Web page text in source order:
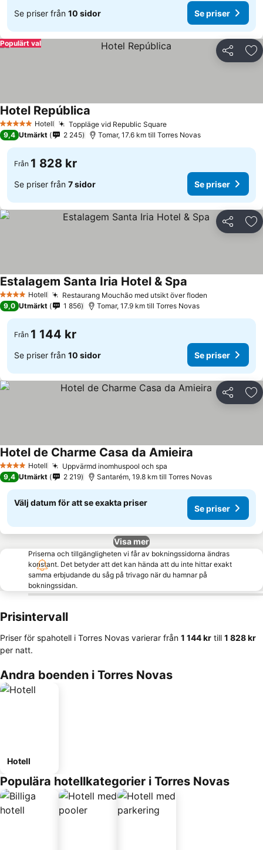
Se priser från 10 sidor Se priser
Dela
Populärt val
5 Stjärnor Hotell Toppläge vid Republic Square
Hotel República
9,4 Utmärkt 2 245 Tomar, 17.6 km till Torres Novas
Från 1 828 kr
Se priser från 7 sidor Se priser
Dela
4 StjärnorHotell Restaurang Mouchão med utsikt över floden
Estalagem Santa Iria Hotel & Spa
9,0 Utmärkt 1 856 Tomar, 17.9 km till Torres Novas
Från 1 144 kr
Se priser från 10 sidor Se priser
Dela
4 StjärnorHotell Uppvärmd inomhuspool och spa
Hotel de Charme Casa da Amieira
9,4 Utmärkt 2 219 Santarém, 19.8 km till Torres Novas
Välj datum för att se exakta priser
Se priser
Visa mer
Priserna och tillgängligheten vi får av bokningssidorna ändras
konstant. Det betyder att det kan hända att du inte hittar exakt
samma erbjudande du såg på trivago när du hamnar på
bokningssidan.
Prisintervall
Priser för spahotell i Torres Novas varierar från ‎1 144 kr till ‎1 828 kr
per natt.
Andra boenden i Torres Novas
Hotell
Populära hotellkategorier i Torres Novas